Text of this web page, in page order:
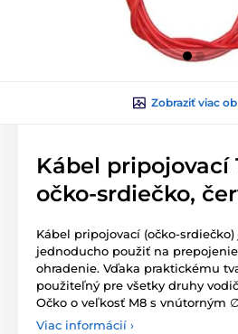
Zobraziť viac
Kábel pripojovací
očko-srdiečko,
Kábel pripojovací (očko-
jednoducho použiť na
ohradenie. Vďaka praktickému
použiteľný pre všetky druhy
Očko o veľkosť M8 s vnútorným
Viac informácií ›